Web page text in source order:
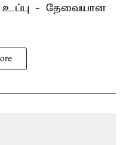
உப்பு - தேவையான